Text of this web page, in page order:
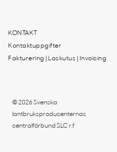
KONTAKT
Kontaktuppgifter
Fakturering | Laskutus | Invoicing
© 2026 Svenska
lantbruksproducenternas
centralförbund SLC r.f